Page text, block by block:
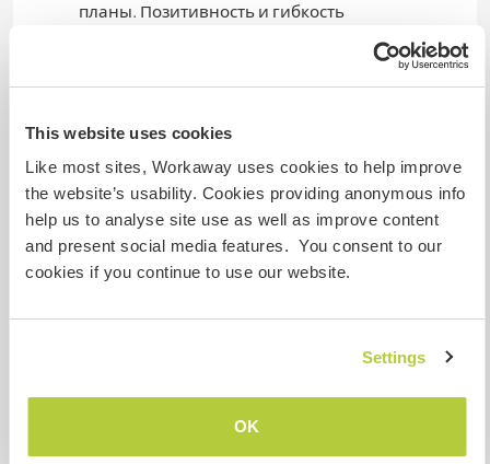
This website uses cookies
Like most sites, Workaway uses cookies to help improve
the website’s usability. Cookies providing anonymous info
help us to analyse site use as well as improve content
and present social media features. You consent to our
cookies if you continue to use our website.
Settings
OK
планы. Позитивность и гибкость
In your free time, you can enjoy the natural
beauty of the national park.
Go to the nearby town of Poti for shopping (10
minutes by car or minibus).
Go to the nearest large city, Batumi (50 minutes
В свободное время вы можете насладится